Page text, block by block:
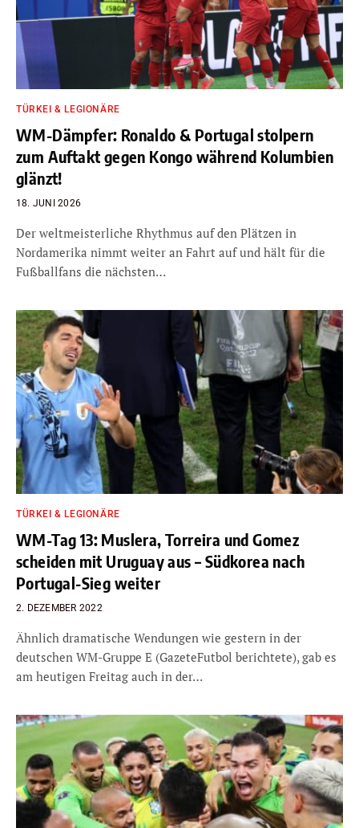
TÜRKEI & LEGIONÄRE
WM-Dämpfer: Ronaldo & Portugal stolpern
zum Auftakt gegen Kongo während Kolumbien
glänzt!
18. JUNI 2026
Der weltmeisterliche Rhythmus auf den Plätzen in
Nordamerika nimmt weiter an Fahrt auf und hält für die
Fußballfans die nächsten…
TÜRKEI & LEGIONÄRE
WM-Tag 13: Muslera, Torreira und Gomez
scheiden mit Uruguay aus – Südkorea nach
Portugal-Sieg weiter
2. DEZEMBER 2022
Ähnlich dramatische Wendungen wie gestern in der
deutschen WM-Gruppe E (GazeteFutbol berichtete), gab es
am heutigen Freitag auch in der…